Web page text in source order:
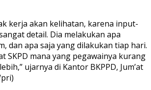
kerja akan kelihatan, karena input-
detail. Dia melakukan apa
dan apa saja yang dilakukan tiap hari.
SKPD mana yang pegawainya kurang
ujarnya di Kantor BKPPD, Jum’at